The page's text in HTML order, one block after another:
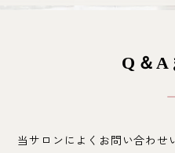
Q＆A
当サロンによくお問い合わせ